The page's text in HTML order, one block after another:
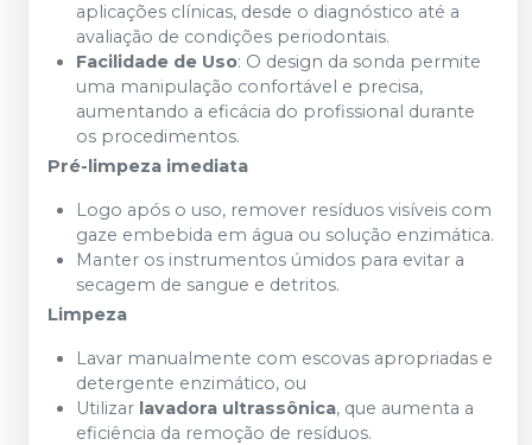
aplicações clínicas, desde o diagnóstico até a
avaliação de condições periodontais.
Facilidade de Uso: O design da sonda permite
uma manipulação confortável e precisa,
aumentando a eficácia do profissional durante
os procedimentos.
Pré-limpeza imediata
Logo após o uso, remover resíduos visíveis com
gaze embebida em água ou solução enzimática.
Manter os instrumentos úmidos para evitar a
secagem de sangue e detritos.
Limpeza
Lavar manualmente com escovas apropriadas e
detergente enzimático, ou
Utilizar lavadora ultrassônica, que aumenta a
eficiência da remoção de resíduos.